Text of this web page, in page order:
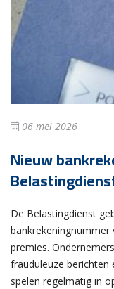
06 mei 2026
Nieuw
De Belastingdienst
bankrekeningnummer
premies.
frauduleuze berichten
spelen regelmatig in